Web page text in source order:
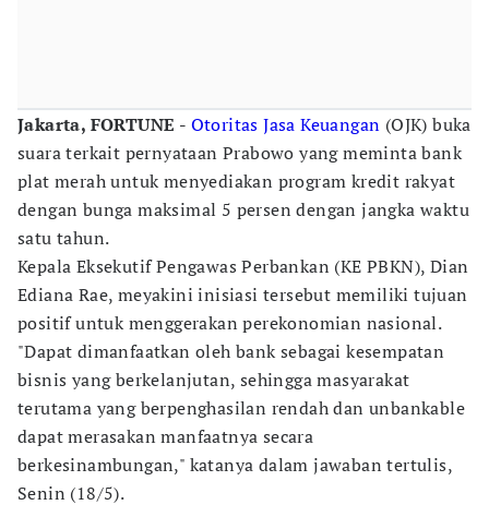
Jakarta, FORTUNE - Otoritas Jasa Keuangan (OJK) buka
suara terkait pernyataan Prabowo yang meminta bank
plat merah untuk menyediakan program kredit rakyat
dengan bunga maksimal 5 persen dengan jangka waktu
satu tahun.
Kepala Eksekutif Pengawas Perbankan (KE PBKN), Dian
Ediana Rae, meyakini inisiasi tersebut memiliki tujuan
positif untuk menggerakan perekonomian nasional.
"Dapat dimanfaatkan oleh bank sebagai kesempatan
bisnis yang berkelanjutan, sehingga masyarakat
terutama yang berpenghasilan rendah dan unbankable
dapat merasakan manfaatnya secara
berkesinambungan," katanya dalam jawaban tertulis,
Senin (18/5).